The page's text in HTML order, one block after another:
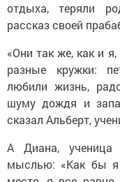
отдыха, теряли
рассказ своей
«Они так же, как и
разные кружки:
любили жизнь,
шуму дождя и
сказал Альберт,
А Диана, ученица
мыслью: «Как бы я